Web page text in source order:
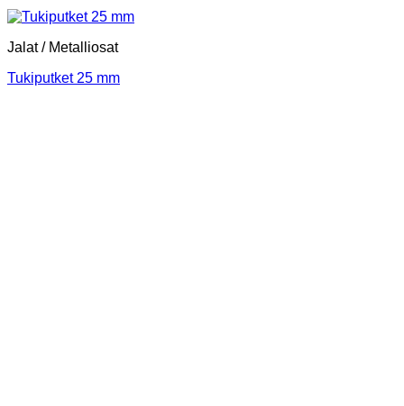
Jalat / Metalliosat
Tukiputket 25 mm